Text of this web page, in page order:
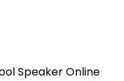
Speaker Online